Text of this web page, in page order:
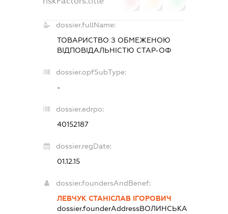
dossier.fullName:
ТОВАРИСТВО З ОБМЕЖЕНОЮ
ВІДПОВІДАЛЬНІСТЮ СТАР-ОФ
dossier.opfSubType:
-
dossier.edrpo:
40152187
dossier.regDate:
01.12.15
dossier.foundersAndBenef:
ЛЕВЧУК СТАНІСЛАВ ІГОРОВИЧ
dossier.founderAddressВОЛИНСЬКА